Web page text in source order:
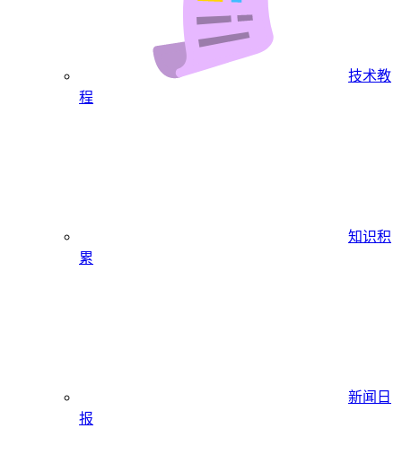
技术教
程
知识积
累
新闻日
报